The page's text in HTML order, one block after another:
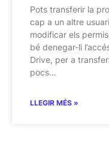
Pots transferir la
cap a un altre
modificar els
bé denegar-li
Drive, per a
pocs…
LLEGIR MÉS »